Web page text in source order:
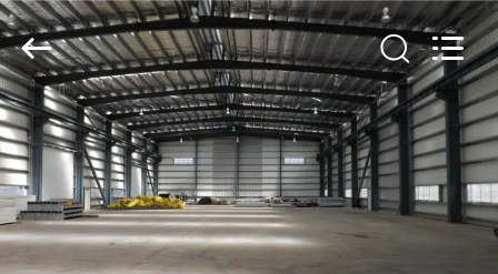
ZU
HAUSE
PRODUKTE
Fabrication
Co.,
Ltd..
All
Rights
Reserved.